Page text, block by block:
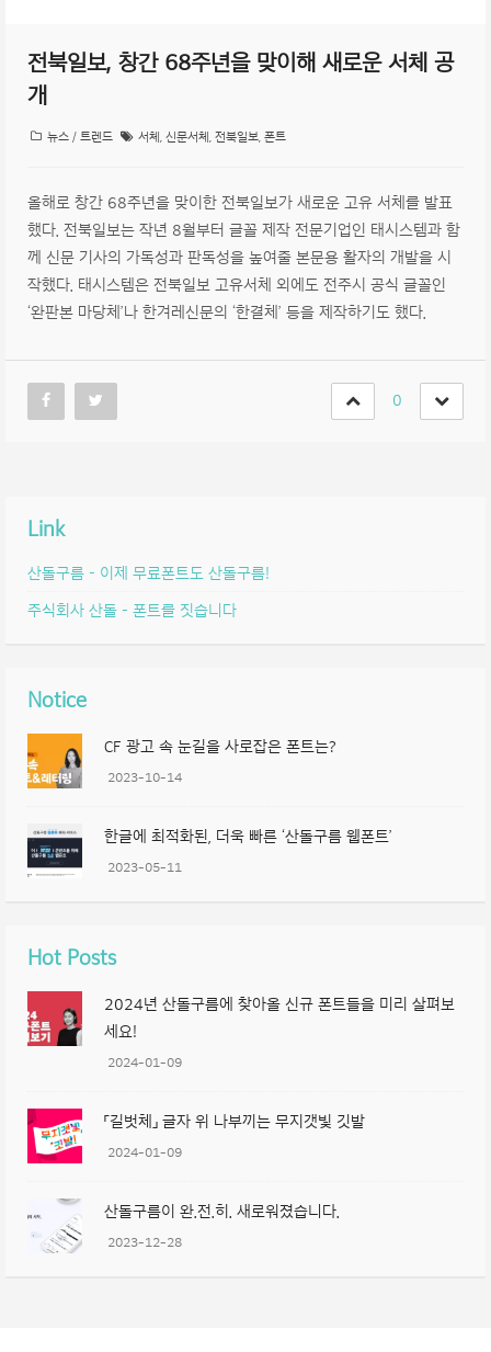
전북일보, 창간 68주년을 맞이해 새로운 서체 공
개
뉴스 / 트렌드 서체 신문서체 전북일보 폰트
올해로 창간 68주년을 맞이한 전북일보가 새로운 고유 서체를 발표
했다. 전북일보는 작년 8월부터 글꼴 제작 전문기업인 태시스템과 함
께 신문 기사의 가독성과 판독성을 높여줄 본문용 활자의 개발을 시
작했다. 태시스템은 전북일보 고유서체 외에도 전주시 공식 글꼴인
‘완판본 마당체’나 한겨레신문의 ‘한결체’ 등을 제작하기도 했다.
0
Link
산돌구름 – 이제 무료폰트도 산돌구름!
주식회사 산돌 – 폰트를 짓습니다
Notice
CF 광고 속 눈길을 사로잡은 폰트는?
2023-10-14
한글에 최적화된, 더욱 빠른 ‘산돌구름 웹폰트’
2023-05-11
Hot Posts
2024년 산돌구름에 찾아올 신규 폰트들을 미리 살펴보
세요!
2024-01-09
「길벗체」 글자 위 나부끼는 무지갯빛 깃발
2024-01-09
산돌구름이 완.전.히. 새로워졌습니다.
2023-12-28